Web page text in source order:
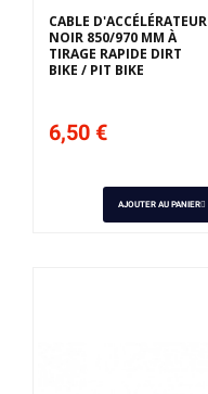
CABLE D'ACCÉLÉRATEUR
NOIR 850/970 MM À
TIRAGE RAPIDE DIRT
BIKE / PIT BIKE
6,50 €
AJOUTER AU PANIER